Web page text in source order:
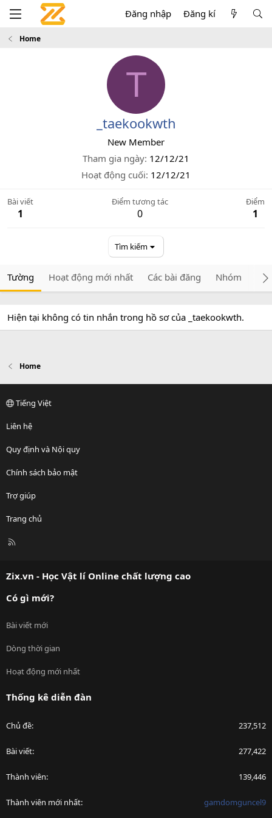
Đăng nhập Đăng kí
Home
T
_taekookwth
New Member
Tham gia ngày 12/12/21
Hoạt động cuối 12/12/21
Bài viết
1
Điểm tương tác
0
Điểm
1
Tìm kiếm
Tường Hoạt động mới nhất Các bài đăng Nhóm
Hiện tại không có tin nhắn trong hồ sơ của _taekookwth.
Home
Tiếng Việt
Liên hệ
Quy định và Nội quy
Chính sách bảo mật
Trợ giúp
Trang chủ
R
Zix.vn - Học Vật lí Online chất lượng cao
Có gì mới?
Bài viết mới
Dòng thời gian
Hoạt động mới nhất
Thống kê diễn đàn
Chủ đề 237,512
Bài viết 277,422
Thành viên 139,446
Thành viên mới nhất gamdomguncel9